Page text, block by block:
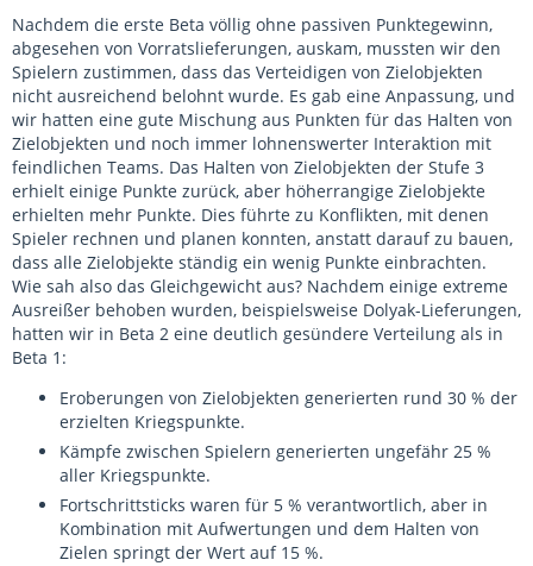
Nachdem die erste Beta völlig ohne passiven Punktegewinn,
abgesehen von Vorratslieferungen, auskam, mussten wir den
Spielern zustimmen, dass das Verteidigen von Zielobjekten
nicht ausreichend belohnt wurde. Es gab eine Anpassung, und
wir hatten eine gute Mischung aus Punkten für das Halten von
Zielobjekten und noch immer lohnenswerter Interaktion mit
feindlichen Teams. Das Halten von Zielobjekten der Stufe 3
erhielt einige Punkte zurück, aber höherrangige Zielobjekte
erhielten mehr Punkte. Dies führte zu Konflikten, mit denen
Spieler rechnen und planen konnten, anstatt darauf zu bauen,
dass alle Zielobjekte ständig ein wenig Punkte einbrachten.
Wie sah also das Gleichgewicht aus? Nachdem einige extreme
Ausreißer behoben wurden, beispielsweise Dolyak-Lieferungen,
hatten wir in Beta 2 eine deutlich gesündere Verteilung als in
Beta 1:
Eroberungen von Zielobjekten generierten rund 30 % der
erzielten Kriegspunkte.
Kämpfe zwischen Spielern generierten ungefähr 25 %
aller Kriegspunkte.
Fortschrittsticks waren für 5 % verantwortlich, aber in
Kombination mit Aufwertungen und dem Halten von
Zielen springt der Wert auf 15 %.